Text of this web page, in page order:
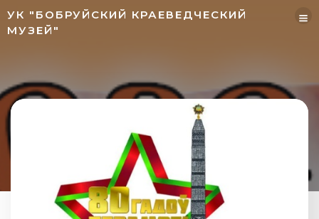
Перейти
УК "БОБРУЙСКИЙ КРАЕВЕДЧЕСКИЙ
МУЗЕЙ"